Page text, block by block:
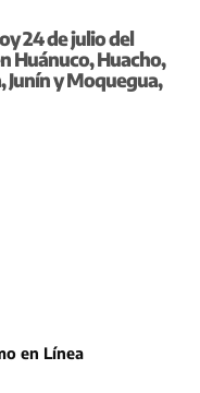
24 de julio del
Huánuco, Huacho,
Junín y Moquegua,
en Línea